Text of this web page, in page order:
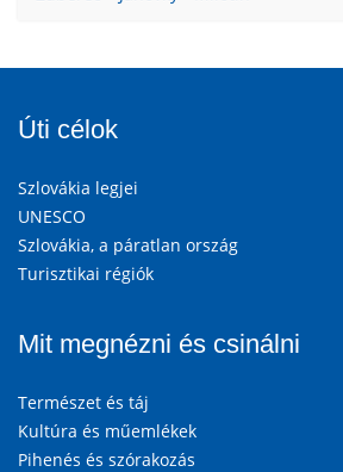
Úti célok
Szlovákia legjei
UNESCO
Szlovákia, a páratlan ország
Turisztikai régiók
Mit megnézni és csinálni
Természet és táj
Kultúra és műemlékek
Pihenés és szórakozás